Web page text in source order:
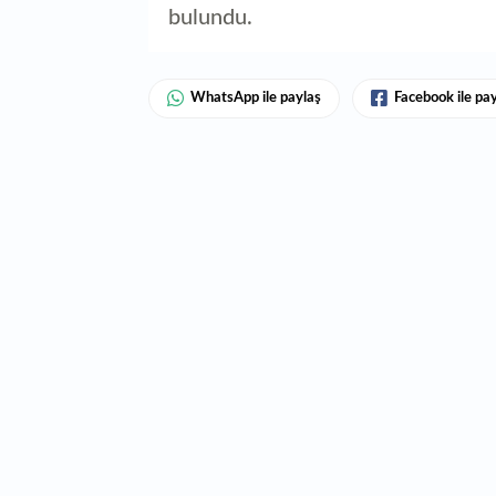
bulundu.
WhatsApp ile paylaş Facebook ile